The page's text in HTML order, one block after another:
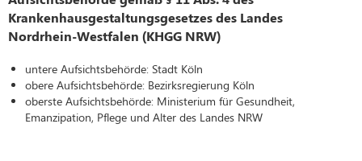
Krankenhausgestaltungsgesetzes des Landes
Nordrhein-Westfalen (KHGG NRW)
untere Aufsichtsbehörde: Stadt Köln
obere Aufsichtsbehörde: Bezirksregierung Köln
oberste Aufsichtsbehörde: Ministerium für Gesundheit,
Emanzipation, Pflege und Alter des Landes NRW